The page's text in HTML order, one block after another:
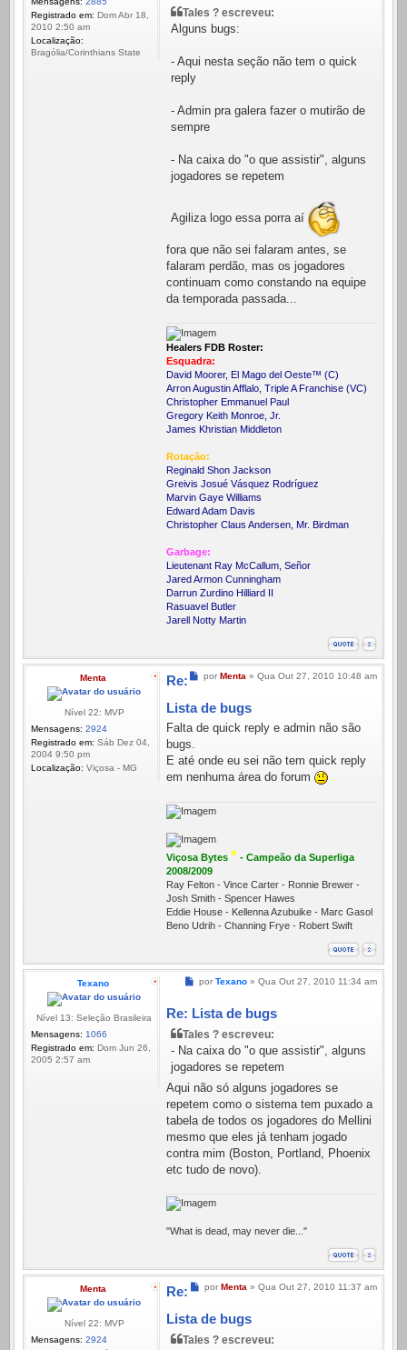
Registrado em: Dom Abr 18,
2010 2:50 am
Localização:
Bragólia/Corinthians State
Tales ? escreveu:
Alguns bugs:
- Aqui nesta seção não tem o quick
reply
- Admin pra galera fazer o mutirão de
sempre
- Na caixa do "o que assistir", alguns
jogadores se repetem
Agiliza logo essa porra aí
fora que não sei falaram antes, se
falaram perdão, mas os jogadores
continuam como constando na equipe
da temporada passada...
Healers FDB Roster:
Esquadra:
David Moorer, El Mago del Oeste™ (C)
Arron Augustin Afflalo, Triple A Franchise (VC)
Christopher Emmanuel Paul
Gregory Keith Monroe, Jr.
James Khristian Middleton
Rotação:
Reginald Shon Jackson
Greivis Josué Vásquez Rodríguez
Marvin Gaye Williams
Edward Adam Davis
Christopher Claus Andersen, Mr. Birdman
Garbage:
Lieutenant Ray McCallum, Señor
Jared Armon Cunningham
Darrun Zurdino Hilliard II
Rasuavel Butler
Jarell Notty Martin
Menta
Nível 22: MVP
Mensagens: 2924
Registrado em: Sáb Dez 04,
2004 9:50 pm
Localização: Viçosa - MG
Mensagem
por Menta » Qua Out 27, 2010 10:48 am
Re:
Lista de bugs
Falta de quick reply e admin não são
bugs.
E até onde eu sei não tem quick reply
em nenhuma área do forum
Viçosa Bytes * - Campeão da Superliga
2008/2009
Ray Felton - Vince Carter - Ronnie Brewer -
Josh Smith - Spencer Hawes
Eddie House - Kellenna Azubuike - Marc Gasol
Beno Udrih - Channing Frye - Robert Swift
Texano
Nível 13: Seleção Brasileira
Mensagens: 1066
Registrado em: Dom Jun 26,
2005 2:57 am
Mensagem
por Texano » Qua Out 27, 2010 11:34 am
Re: Lista de bugs
Tales ? escreveu:
- Na caixa do "o que assistir", alguns
jogadores se repetem
Aqui não só alguns jogadores se
repetem como o sistema tem puxado a
tabela de todos os jogadores do Mellini
mesmo que eles já tenham jogado
contra mim (Boston, Portland, Phoenix
etc tudo de novo).
"What is dead, may never die..."
Menta
Nível 22: MVP
Mensagens: 2924
Mensagem
por Menta » Qua Out 27, 2010 11:37 am
Re:
Lista de bugs
Tales ? escreveu: